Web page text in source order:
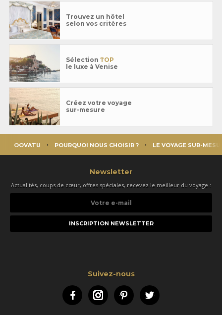
Trouvez un hôtel
selon vos critères
Sélection TOP
le luxe à Venise
Créez votre voyage
sur-mesure
OOVATU POURQUOI NOUS CHOISIR ? LE VOYAGE SUR-
Newsletter
Actualités, coups de cœur, offres spéciales, recevez le meilleur du voyage :
e-
Suivez-nous
FacebookInstagramPinterestTwitter